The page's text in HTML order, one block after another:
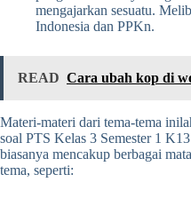
mengajarkan sesuatu.
Indonesia dan PPKn.
READ Cara ubah kop di
Materi-materi dari tema-tema
soal PTS Kelas 3 Semester 1
biasanya mencakup berbagai
tema, seperti: